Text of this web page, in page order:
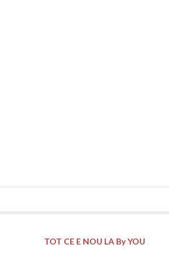
TOT CE E NOU LA By YOU